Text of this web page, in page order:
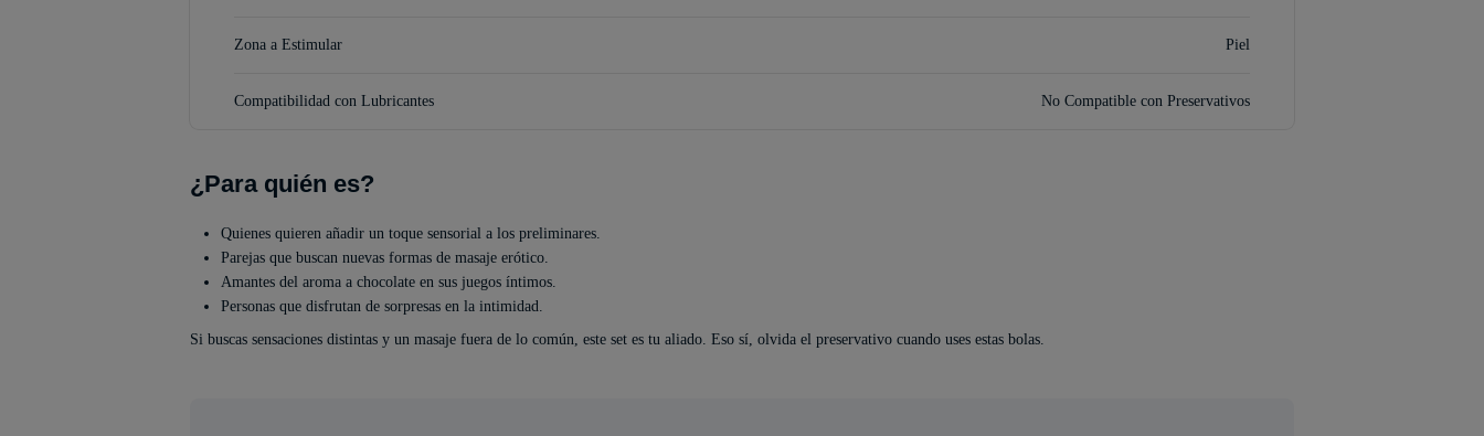
Zona a Estimular Piel
Compatibilidad con Lubricantes No Compatible con Preservativos
¿Para quién es?
Quienes quieren añadir un toque sensorial a los preliminares.
Parejas que buscan nuevas formas de masaje erótico.
Amantes del aroma a chocolate en sus juegos íntimos.
Personas que disfrutan de sorpresas en la intimidad.
Si buscas sensaciones distintas y un masaje fuera de lo común, este set es tu aliado. Eso sí, olvida el preservativo cuando uses estas bolas.